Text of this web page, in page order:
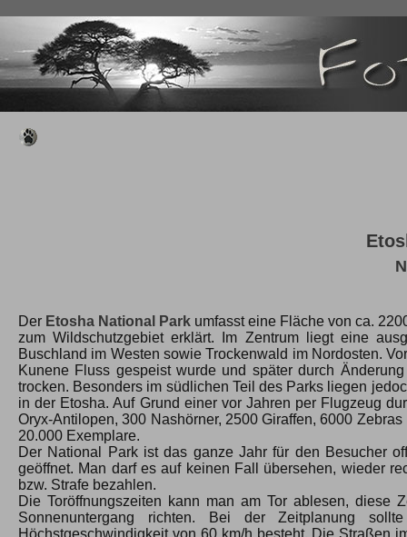
Der Etosha National Park umfasst eine Fläche von ca.
zum Wildschutzgebiet erklärt. Im Zentrum liegt eine
Buschland im Westen sowie Trockenwald im Nordosten.
Kunene Fluss gespeist wurde und später durch
trocken. Besonders im südlichen Teil des Parks liegen
in der Etosha. Auf Grund einer vor Jahren per Flugzeug
Oryx-Antilopen, 300 Nashörner, 2500 Giraffen, 6000
20.000 Exemplare.
Der National Park ist das ganze Jahr für den Besucher
geöffnet. Man darf es auf keinen Fall übersehen, wieder
bzw. Strafe bezahlen.
Die Toröffnungszeiten kann man am Tor ablesen,
Sonnenuntergang richten. Bei der Zeitplanung
Höchstgeschwindigkeit von 60 km/h besteht. Die Straßen